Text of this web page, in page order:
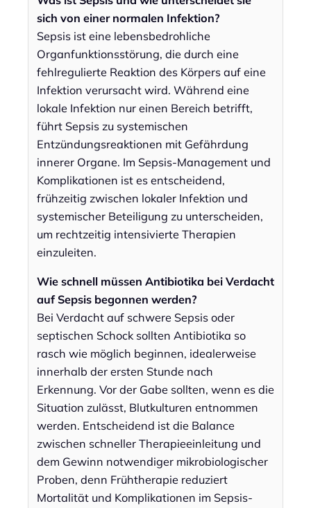
sich von einer normalen Infektion?
Sepsis ist eine lebensbedrohliche
Organfunktionsstörung, die durch eine
fehlregulierte Reaktion des Körpers auf eine
Infektion verursacht wird. Während eine
lokale Infektion nur einen Bereich betrifft,
führt Sepsis zu systemischen
Entzündungsreaktionen mit Gefährdung
innerer Organe. Im Sepsis-Management und
Komplikationen ist es entscheidend,
frühzeitig zwischen lokaler Infektion und
systemischer Beteiligung zu unterscheiden,
um rechtzeitig intensivierte Therapien
einzuleiten.
Wie schnell müssen Antibiotika bei Verdacht
auf Sepsis begonnen werden?
Bei Verdacht auf schwere Sepsis oder
septischen Schock sollten Antibiotika so
rasch wie möglich beginnen, idealerweise
innerhalb der ersten Stunde nach
Erkennung. Vor der Gabe sollten, wenn es die
Situation zulässt, Blutkulturen entnommen
werden. Entscheidend ist die Balance
zwischen schneller Therapieeinleitung und
dem Gewinn notwendiger mikrobiologischer
Proben, denn Frühtherapie reduziert
Mortalität und Komplikationen im Sepsis-